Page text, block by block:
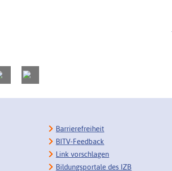
Barrierefreiheit
BITV-Feedback
Link vorschlagen
Bildungsportale des IZB